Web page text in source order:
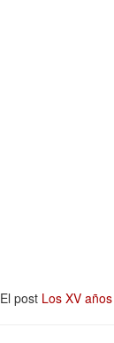
El post Los XV